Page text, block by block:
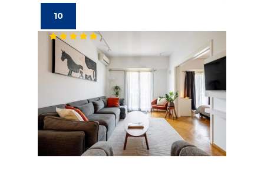
10